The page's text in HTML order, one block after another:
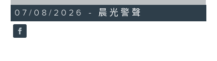
12
minutes,
14
seconds
07/08/2026 - 晨光警聲